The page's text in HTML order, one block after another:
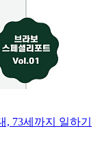
, 73세까지 일하기